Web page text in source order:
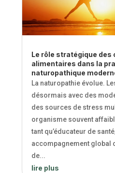
Le rôle stratégique des
alimentaires dans la
naturopathique
La naturopathie évolue.
désormais avec des
des sources de stress
organisme souvent
tant qu’éducateur de
accompagnement global
de...
lire plus